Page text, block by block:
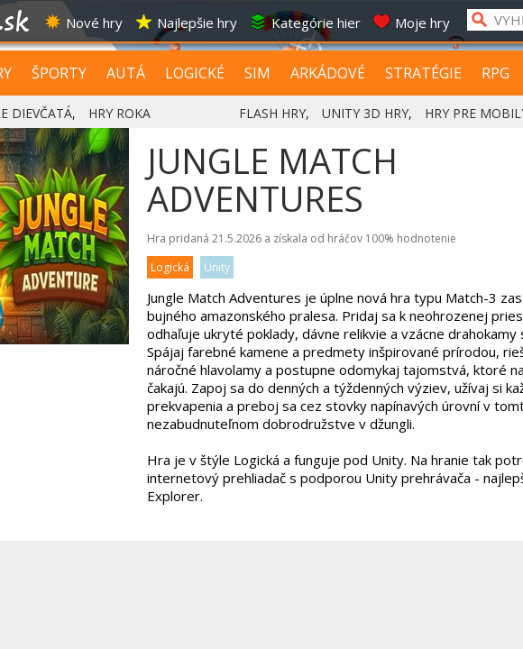
Nové hry Najlepšie hry Kategórie hier Moje hry
ŠPORTY AUTÁ LOGICKÉ SIM ARKÁDOVÉ STRATÉGIE RPG
DIEVČATÁ, HRY ROKA FLASH HRY, UNITY 3D HRY, HRY PRE
JUNGLE MATCH
ADVENTURES
Hra pridaná 21.5.2026 a získala od hráčov 100% hodnotenie
Logická
Unity
Jungle Match Adventures je úplne nová hra typu Match-3
bujného amazonského pralesa. Pridaj sa k neohrozenej
odhaľuje ukryté poklady, dávne relikvie a vzácne drahokamy
Spájaj farebné kamene a predmety inšpirované prírodou,
náročné hlavolamy a postupne odomykaj tajomstvá, ktoré
čakajú. Zapoj sa do denných a týždenných výziev, užívaj si
prekvapenia a preboj sa cez stovky napínavých úrovní v
nezabudnuteľnom dobrodružstve v džungli.
Hra je v štýle Logická a funguje pod Unity. Na hranie tak
internetový prehliadač s podporou Unity prehrávača -
Explorer.